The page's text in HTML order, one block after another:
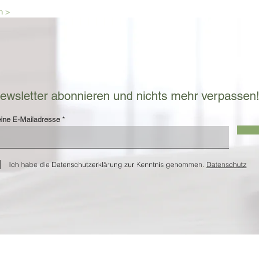
>
abonnieren und nichts mehr verpassen!
E-Mailadresse
Ich habe die Datenschutzerklärung zur Kenntnis genommen. Datenschutz